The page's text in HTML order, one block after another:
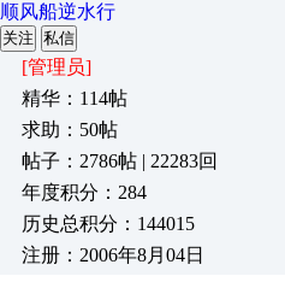
顺风船逆水行
关注 私信
[管理员]
精华：114帖
求助：50帖
帖子：2786帖 | 22283回
年度积分：284
历史总积分：144015
注册：2006年8月04日